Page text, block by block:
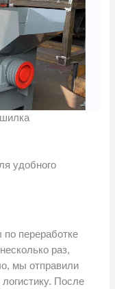
удобного
переработке
раз,
мы отправили
После